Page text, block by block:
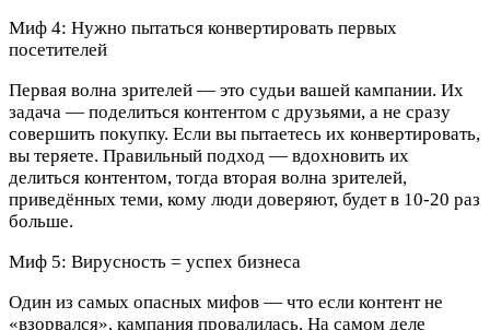
Миф 4: Нужно пытаться конвертировать первых
посетителей
Первая волна зрителей — это судьи вашей кампании. Их
задача — поделиться контентом с друзьями, а не сразу
совершить покупку. Если вы пытаетесь их конвертировать,
вы теряете. Правильный подход — вдохновить их
делиться контентом, тогда вторая волна зрителей,
приведённых теми, кому люди доверяют, будет в 10-20 раз
больше.​
Миф 5: Вирусность = успех бизнеса
Один из самых опасных мифов — что если контент не
«взорвался», кампания провалилась. На самом деле